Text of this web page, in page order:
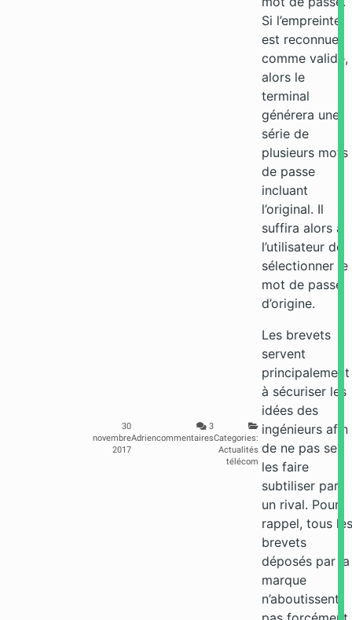
30
novembre
2017
Adrien
3
commentairesCategories:
Actualités
télécom
Si l’empreinte
est reconnue
comme valide,
alors le
terminal
générera une
série de
plusieurs mots
de passe
incluant
l’original. Il
suffira alors à
l’utilisateur de
sélectionner le
mot de passe
d’origine.
Les brevets
servent
principalement
à sécuriser les
idées des
ingénieurs afin
de ne pas se
les faire
subtiliser par
un rival. Pour
rappel, tous les
brevets
déposés par la
marque
n’aboutissent